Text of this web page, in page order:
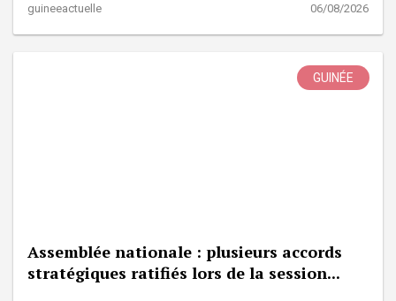
guineeactuelle 06/08/2026
GUINÉE
Assemblée nationale : plusieurs accords
stratégiques ratifiés lors de la session...